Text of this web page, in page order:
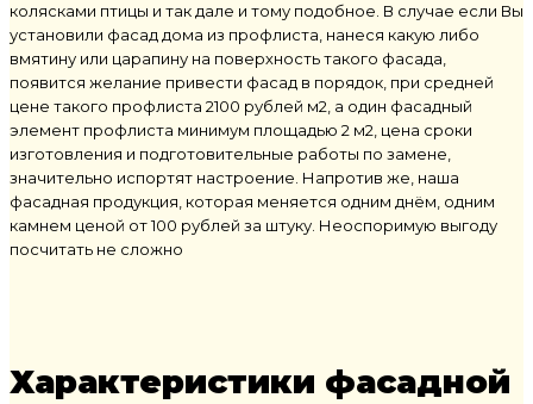
колясками птицы и так дале и тому подобное. В случае если Вы
установили фасад дома из профлиста, нанеся какую либо
вмятину или царапину на поверхность такого фасада,
появится желание привести фасад в порядок, при средней
цене такого профлиста 2100 рублей м2, а один фасадный
элемент профлиста минимум площадью 2 м2, цена сроки
изготовления и подготовительные работы по замене,
значительно испортят настроение. Напротив же, наша
фасадная продукция, которая меняется одним днём, одним
камнем ценой от 100 рублей за штуку. Неоспоримую выгоду
посчитать не сложно
Характеристики фасадной